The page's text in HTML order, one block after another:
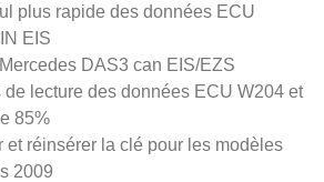
plus rapide des données ECU
EIS
DAS3 can EIS/EZS
de lecture des données ECU W204 et
85%
et réinsérer la clé pour les modèles
2009